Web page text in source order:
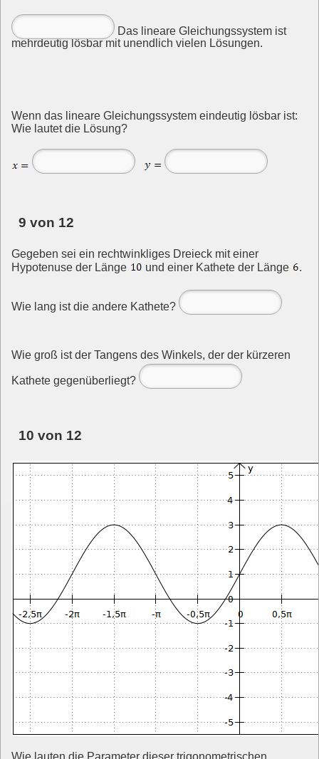
Das lineare Gleichungssystem ist
mehrdeutig lösbar mit unendlich vielen Lösungen.
Wenn das lineare Gleichungssystem eindeutig lösbar ist:
Wie lautet die Lösung?
9 von 12
Gegeben sei ein rechtwinkliges Dreieck mit einer
Hypotenuse der Länge
und einer Kathete der Länge .
Wie lang ist die andere Kathete?
Wie groß ist der Tangens des Winkels, der der kürzeren
Kathete gegenüberliegt?
10 von 12
Wie lauten die Parameter dieser trigonometrischen